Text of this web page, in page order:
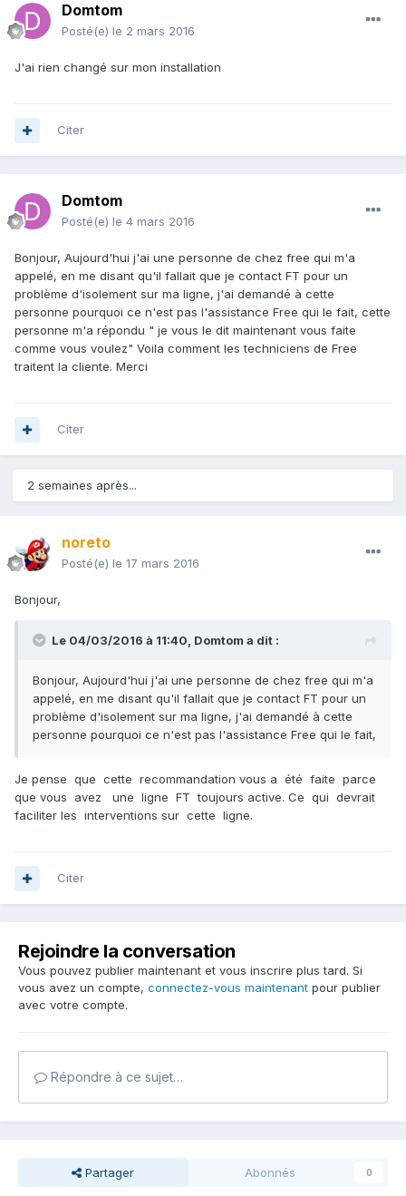
Domtom
Posté(e) le 2 mars 2016
J'ai rien changé sur mon installation
Citer
Domtom
Posté(e) le 4 mars 2016
Bonjour, Aujourd'hui j'ai une personne de chez free qui m'a
appelé, en me disant qu'il fallait que je contact FT pour un
problème d'isolement sur ma ligne, j'ai demandé à cette
personne pourquoi ce n'est pas l'assistance Free qui le fait, cette
personne m'a répondu " je vous le dit maintenant vous faite
comme vous voulez" Voila comment les techniciens de Free
traitent la cliente. Merci
Citer
2 semaines après...
noreto
Posté(e) le 17 mars 2016
Bonjour,
Le 04/03/2016 à 11:40, Domtom a dit :
Bonjour, Aujourd'hui j'ai une personne de chez free qui m'a
appelé, en me disant qu'il fallait que je contact FT pour un
problème d'isolement sur ma ligne, j'ai demandé à cette
personne pourquoi ce n'est pas l'assistance Free qui le fait,
Je pense que cette recommandation vous a été faite parce
que vous avez une ligne FT toujours active. Ce qui devrait
faciliter les interventions sur cette ligne.
Citer
Rejoindre la conversation
Vous pouvez publier maintenant et vous inscrire plus tard. Si
vous avez un compte, connectez-vous maintenant pour publier
avec votre compte.
Répondre à ce sujet…
Partager Abonnés 0